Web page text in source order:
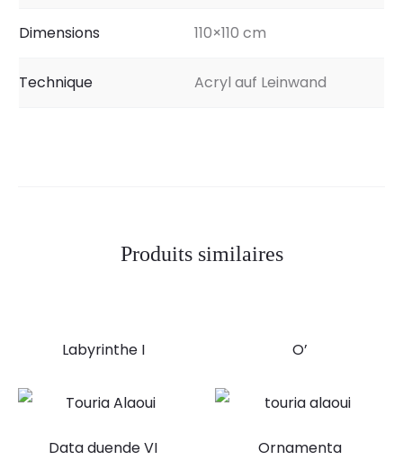
Dimensions 110×110 cm
Technique Acryl auf Leinwand
Produits similaires
Labyrinthe I O’
Data duende VI Ornamenta